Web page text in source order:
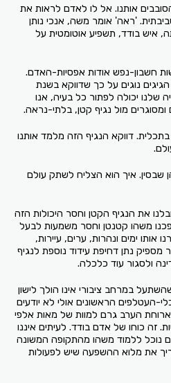
אותנו. אל לו לאדם לראות את
'ראה' אומר משה, אנכי נותן
איש בודד, תשפיע אוטומטית על
חשבון-נפש אודות אפסיות-האדם.
נוגים על כך שדווקא בשנת
שלנו יכולה לפתור כל בעיה, אנו
ומסוגרים מול נגיף קטן, בלתי-נראה.
דווקא הנגיף הזה מלמד אותנו
שבסין. איך הוא הצליח לשתק עולם
את הנגיף הקטן וחסר היכולות הזה
משהו קטנטן וחסר משמעות לבעל
ימים ונהרות, ערים, עיירות,
מספיק נתן דחיפת עידוד נוספת לנגיף
ולסגור עוד כלכלה.
במרחב ציבורי אינו הולך לישון
העטלפים הראשונים אולי לא יודעים
הערב גרם למוות של מאות אלפי
זה כוחו של אדם בודד. לעיתים איננו
נוכל ללמוד משהו מהתקופה המשונה
את מלוא ההשפעה שיש לפעולות